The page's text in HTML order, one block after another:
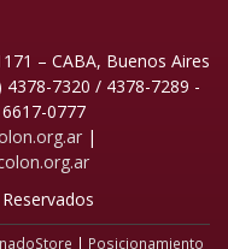
– CABA, Buenos Aires
4378-7320 / 4378-7289 -
0777
|
| Posicionamiento